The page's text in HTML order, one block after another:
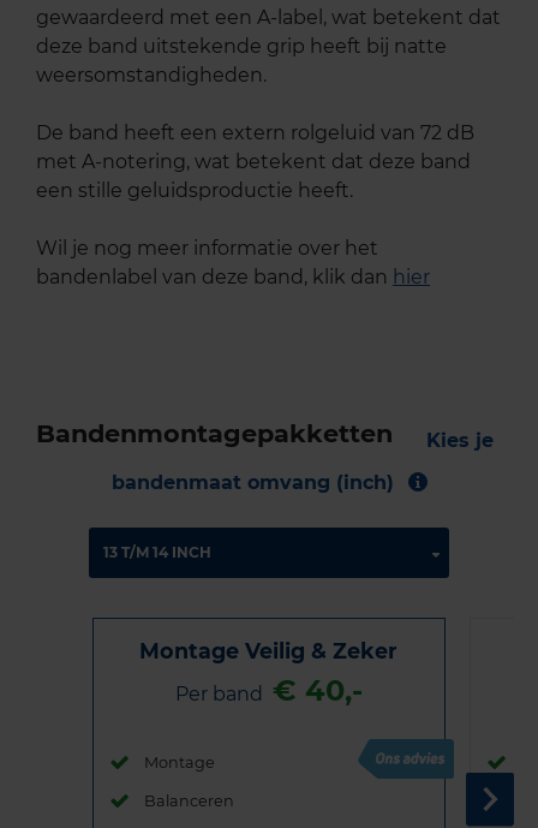
gewaardeerd met een A-label, wat betekent dat
deze band uitstekende grip heeft bij natte
weersomstandigheden.
De band heeft een extern rolgeluid van 72 dB
met A-notering, wat betekent dat deze band
een stille geluidsproductie heeft.
Wil je nog meer informatie over het
bandenlabel van deze band, klik dan hier
Bandenmontagepakketten
Kies je
bandenmaat omvang (inch)
Montage Veilig & Zeker
Per band € 40,-
Montage
Balanceren